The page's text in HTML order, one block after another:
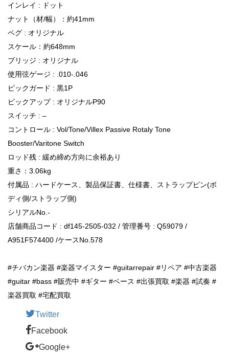
インレイ : ドット
ナット（材/幅）：約41mm
ペグ : オリジナル
スケール：約648mm
ブリッジ : オリジナル
使用弦ゲージ : .010-.046
ピックガード : 黒1P
ピックアップ : オリジナルP90
スイッチ : –
コントロール : Vol/Tone/Villex Passive Rotaly Tone
Booster/Varitone Switch
ロッド残 : 緩め締め方向に余裕あり
重さ：3.06kg
付属品 : ハードケース、製品保証書、仕様書、ストラップピン(ボ
ディ側/ストラップ側)
シリアルNo.-
店舗商品コード : df145-2505-032 / 管理番号 : Q59079 /
A951F574400 /ケースNo.578
#チバカン楽器 #楽器マイスター #guitarrepair #リペア #中古楽器
#guitar #bass #販売中 #ギター #ベース #出張買取 #楽器 #試奏 #
楽器買取 #宅配買取
Twitter
Facebook
Google+